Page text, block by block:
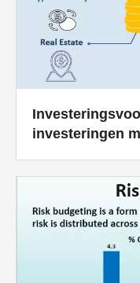
investeringen